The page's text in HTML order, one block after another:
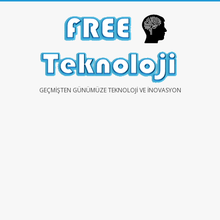
FREEGEÇMIŞTEN GÜNÜMÜZE TEKNOLOJI VE İNOVASYON